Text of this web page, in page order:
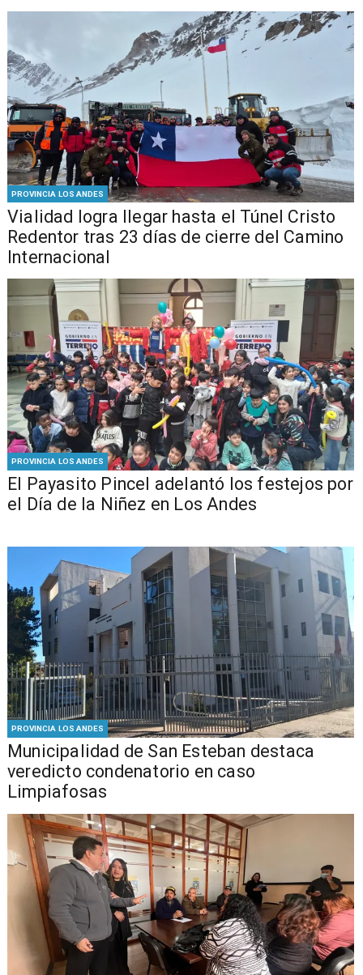
PROVINCIA LOS ANDES
Vialidad logra llegar hasta el Túnel Cristo
Redentor tras 23 días de cierre del Camino
Internacional
PROVINCIA LOS ANDES
El Payasito Pincel adelantó los festejos por
el Día de la Niñez en Los Andes
PROVINCIA LOS ANDES
Municipalidad de San Esteban destaca
veredicto condenatorio en caso
Limpiafosas